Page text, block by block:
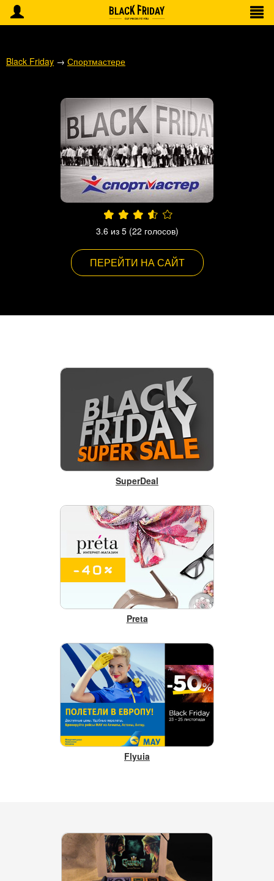
Black Friday → Спортмастере
3.6из 5 (22 голосов)
ПЕРЕЙТИ НА САЙТ
SuperDeal
Preta
Flyuia